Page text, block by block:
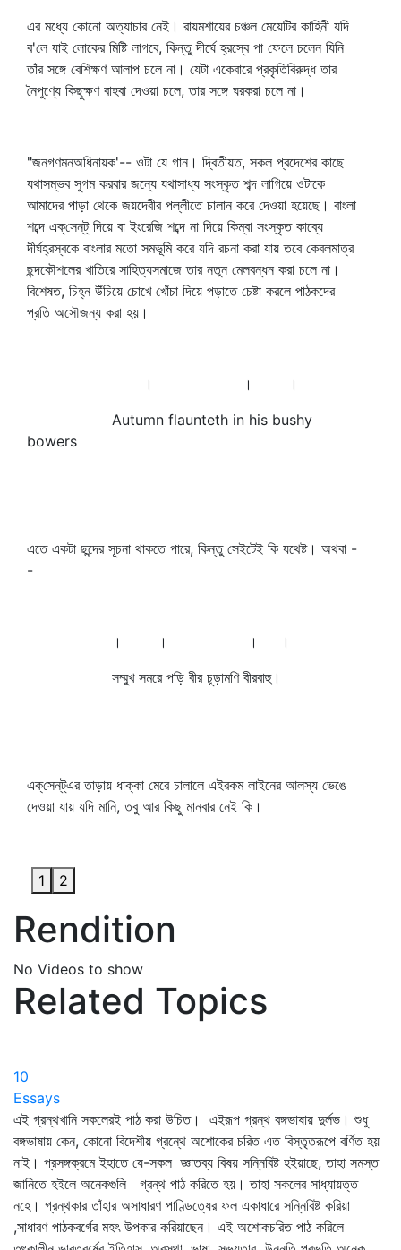
এর মধ্যে কোনো অত্যাচার নেই। রায়মশায়ের চঞ্চল মেয়েটির কাহিনী যদি
ব'লে যাই লোকের মিষ্টি লাগবে, কিন্তু দীর্ঘে হ্রস্বে পা ফেলে চলেন যিনি
তাঁর সঙ্গে বেশিক্ষণ আলাপ চলে না। যেটা একেবারে প্রকৃতিবিরুদ্ধ তার
নৈপুণ্যে কিছুক্ষণ বাহবা দেওয়া চলে, তার সঙ্গে ঘরকরা চলে না।
"জনগণমনঅধিনায়ক'-- ওটা যে গান। দ্বিতীয়ত, সকল প্রদেশের কাছে
যথাসম্ভব সুগম করবার জন্যে যথাসাধ্য সংস্কৃত শব্দ লাগিয়ে ওটাকে
আমাদের পাড়া থেকে জয়দেবীর পল্লীতে চালান করে দেওয়া হয়েছে। বাংলা
শব্দে এক্‌সেন্‌ট্‌ দিয়ে বা ইংরেজি শব্দে না দিয়ে কিম্বা সংস্কৃত কাব্যে
দীর্ঘহ্রস্বকে বাংলার মতো সমভূমি করে যদি রচনা করা যায় তবে কেবলমাত্র
ছন্দকৌশলের খাতিরে সাহিত্যসমাজে তার নতুন মেলবন্ধন করা চলে না।
বিশেষত, চিহ্ন উঁচিয়ে চোখে খোঁচা দিয়ে পড়াতে চেষ্টা করলে পাঠকদের
প্রতি অসৌজন্য করা হয়।
। । ।
Autumn flaunteth in his bushy
bowers
এতে একটা ছন্দের সূচনা থাকতে পারে, কিন্তু সেইটেই কি যথেষ্ট। অথবা -
-
। । । ।
সম্মুখ সমরে পড়ি বীর চূড়ামণি বীরবাহু।
এক্‌সেন্‌ট্‌এর তাড়ায় ধাক্কা মেরে চালালে এইরকম লাইনের আলস্য ভেঙে
দেওয়া যায় যদি মানি, তবু আর কিছু মানবার নেই কি।
1 2
Rendition
No Videos to show
Related Topics
10
Essays
এই গ্রন্থখানি সকলেরই পাঠ করা উচিত। এইরূপ গ্রন্থ বঙ্গভাষায় দুর্লভ। শুধু
বঙ্গভাষায় কেন, কোনো বিদেশীয় গ্রন্থে অশোকের চরিত এত বিস্তৃতরূপে বর্ণিত হয়
নাই। প্রসঙ্গক্রমে ইহাতে যে-সকল জ্ঞাতব্য বিষয় সন্নিবিষ্ট হইয়াছে, তাহা সমস্ত
জানিতে হইলে অনেকগুলি গ্রন্থ পাঠ করিতে হয়। তাহা সকলের সাধ্যায়ত্ত
নহে। গ্রন্থকার তাঁহার অসাধারণ পাণ্ডিত্যের ফল একাধারে সন্নিবিষ্ট করিয়া
,সাধারণ পাঠকবর্গের মহৎ উপকার করিয়াছেন। এই অশোকচরিত পাঠ করিলে